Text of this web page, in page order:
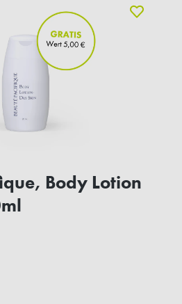
Body Lotion